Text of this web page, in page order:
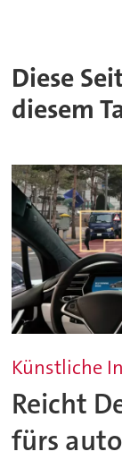
Diese
diesem
Künstliche
Reicht
fürs